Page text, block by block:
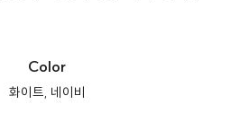
Color
화이트, 네이비